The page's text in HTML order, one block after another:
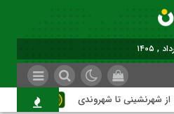
شهرنشینی تا شهروندی